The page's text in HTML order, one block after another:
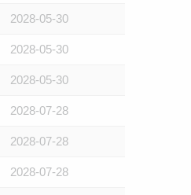
2028-05-30
2028-05-30
2028-05-30
2028-07-28
2028-07-28
2028-07-28